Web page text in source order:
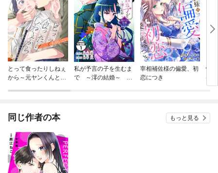
とって食ったりしねぇ
から～元ヤンくんとの
私が予言の子を生むま
で ～澪の結婚～ 傷
宰相補佐様の偏愛、初
恋につき
懐
は
～
同じ作者の本 もっと見る